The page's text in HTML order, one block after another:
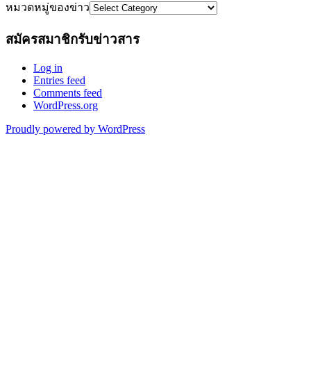
หมวดหมู่ของข่าว
สมัครสมาชิกรับข่าวสาร
Log in
Entries feed
Comments feed
WordPress.org
Proudly powered by WordPress